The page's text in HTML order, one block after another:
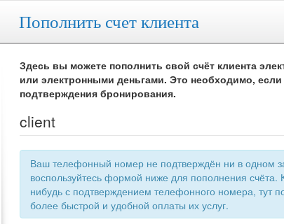
Пополнить счет клиента
Здесь вы можете пополнить свой счёт клиента
или электронными деньгами. Это необходимо,
подтверждения бронирования.
client
Ваш телефонный номер не подтверждён ни в одном заведении.
воспользуйтесь формой ниже для пополнения счёта.
нибудь с подтверждением телефонного номера, тут появится список ваших заведений для
более быстрой и удобной оплаты их услуг.